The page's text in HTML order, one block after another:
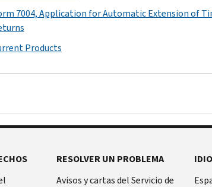
7004, Application for Automatic Extension of
Products
RESOLVER UN PROBLEMA
Avisos y cartas del Servicio de